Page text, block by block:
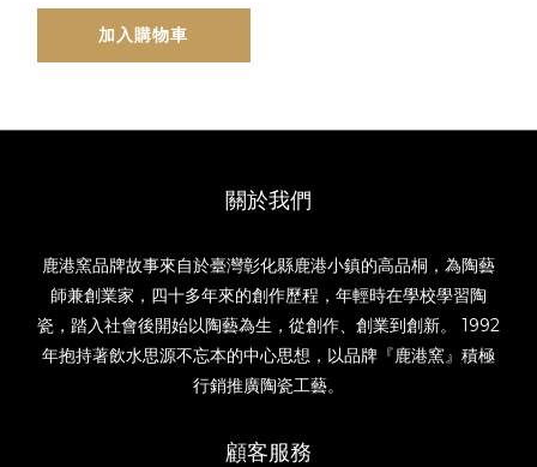
加入購物車
關於我們
鹿港窯品牌故事來自於臺灣彰化縣鹿港小鎮的高品桐，為陶藝
師兼創業家，四十多年來的創作歷程，年輕時在學校學習陶
瓷，踏入社會後開始以陶藝為生，從創作、創業到創新。 1992
年抱持著飲水思源不忘本的中心思想，以品牌『鹿港窯』積極
行銷推廣陶瓷工藝。
顧客服務